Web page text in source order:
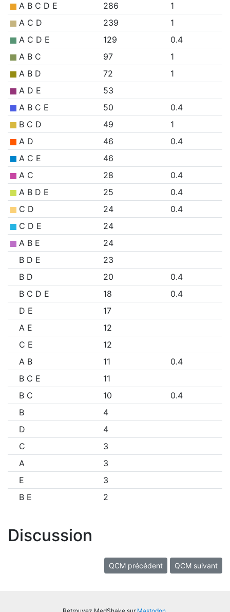
A B C D E
286
1
A C D
239
1
A C D E
129
0.4
A B C
97
1
A B D
72
1
A D E
53
A B C E
50
0.4
B C D
49
1
A D
46
0.4
A C E
46
A C
28
0.4
A B D E
25
0.4
C D
24
0.4
C D E
24
A B E
24
B D E
23
B D
20
0.4
B C D E
18
0.4
D E
17
A E
12
C E
12
A B
11
0.4
B C E
11
B C
10
0.4
B
4
D
4
C
3
A
3
E
3
B E
2
Discussion
QCM précédent QCM suivant